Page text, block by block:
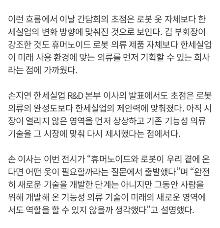
이런 흐름에서 이날 간담회의 초점은 로봇 옷 자체보다 한
세실업의 변화 방향에 맞춰진 것으로 보인다. 김 부회장이
강조한 것도 휴머노이드 로봇 의류 제품 자체보다 한세실업
이 미래 사용 환경에 맞는 의류를 먼저 기획할 수 있는 회사
라는 점에 가까웠다.
손지연 한세실업 R&D 본부 이사의 발표에서도 초점은 로봇
의류의 완성도보다 한세실업의 제안력에 맞춰졌다. 아직 시
장이 열리지 않은 영역을 먼저 상상하고 기존 기능성 의류
기술을 그 시장에 맞춰 다시 제시했다는 점에서다.
손 이사는 이번 전시가 “휴머노이드와 로봇이 우리 곁에 온
다면 어떤 옷이 필요할까라는 질문에서 출발했다”며 “완전
히 새로운 기술을 개발한 단계는 아니지만 그동안 사람을
위해 개발해 온 기능성 의류 기술이 미래의 새로운 영역에
서도 역할을 할 수 있지 않을까 생각했다”고 설명했다.